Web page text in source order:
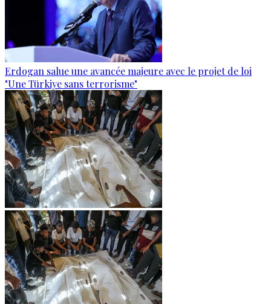
Erdogan salue une avancée majeure avec le projet de loi
"Une Türkiye sans terrorisme"